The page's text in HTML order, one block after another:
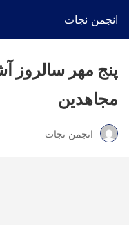
انجمن نجات
پنج مهر سالروز
مجاهدین
انجمن نجات